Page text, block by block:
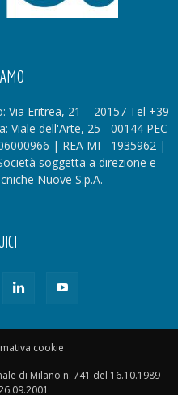
Eritrea, 21 – 20157 Tel +39
Viale dell'Arte, 25 - 00144 PEC
| REA MI - 1935962 |
soggetta a direzione e
Nuove S.p.A.
cookie
di Milano n. 741 del 16.10.1989